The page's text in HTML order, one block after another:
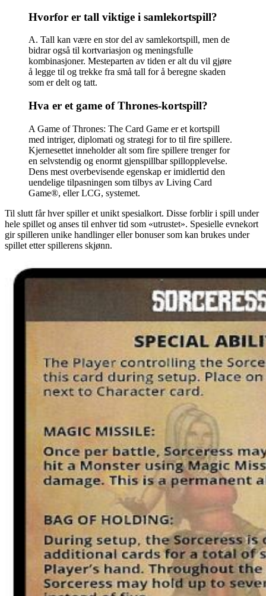
Hvorfor er tall viktige i samlekortspill?
A. Tall kan være en stor del av samlekortspill, men de
bidrar også til kortvariasjon og meningsfulle
kombinasjoner. Mesteparten av tiden er alt du vil gjøre
å legge til og trekke fra små tall for å beregne skaden
som er delt og tatt.
Hva er et game of Thrones-kortspill?
A Game of Thrones: The Card Game er et kortspill
med intriger, diplomati og strategi for to til fire spillere.
Kjernesettet inneholder alt som fire spillere trenger for
en selvstendig og enormt gjenspillbar spillopplevelse.
Dens mest overbevisende egenskap er imidlertid den
uendelige tilpasningen som tilbys av Living Card
Game®, eller LCG, systemet.
Til slutt får hver spiller et unikt spesialkort. Disse forblir i spill under
hele spillet og anses til enhver tid som «utrustet». Spesielle evnekort
gir spilleren unike handlinger eller bonuser som kan brukes under
spillet etter spillerens skjønn.